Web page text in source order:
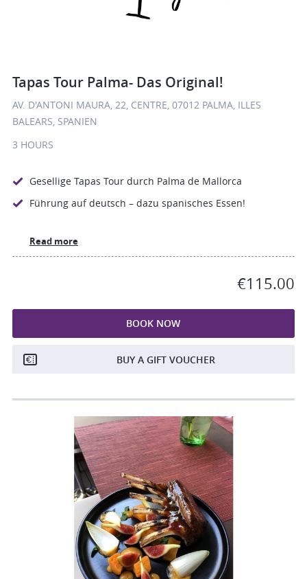
Tapas Tour Palma- Das Original!
AV. D'ANTONI MAURA, 22, CENTRE, 07012 PALMA, ILLES
BALEARS, SPANIEN
3 HOURS
Gesellige Tapas Tour durch Palma de Mallorca
Führung auf deutsch – dazu spanisches Essen!
Read more
€115.00
BOOK NOW
BUY A GIFT VOUCHER